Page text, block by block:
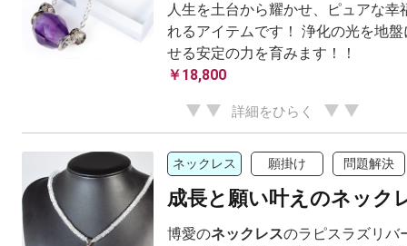
人生を土台から耀かせ、ピュアな幸
れるアイテムです！ 浄化の光を地
せる安定の力を育みます！！
￥18,800
詳細をひらく
ネックレス 願掛け 問題解決
成長と願い叶えのネック
博愛のネックレスのラピスラズリバ